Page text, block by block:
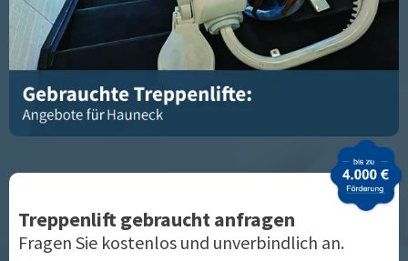
Treppenlift gebraucht anfragen
Fragen Sie kostenlos und unverbindlich an.